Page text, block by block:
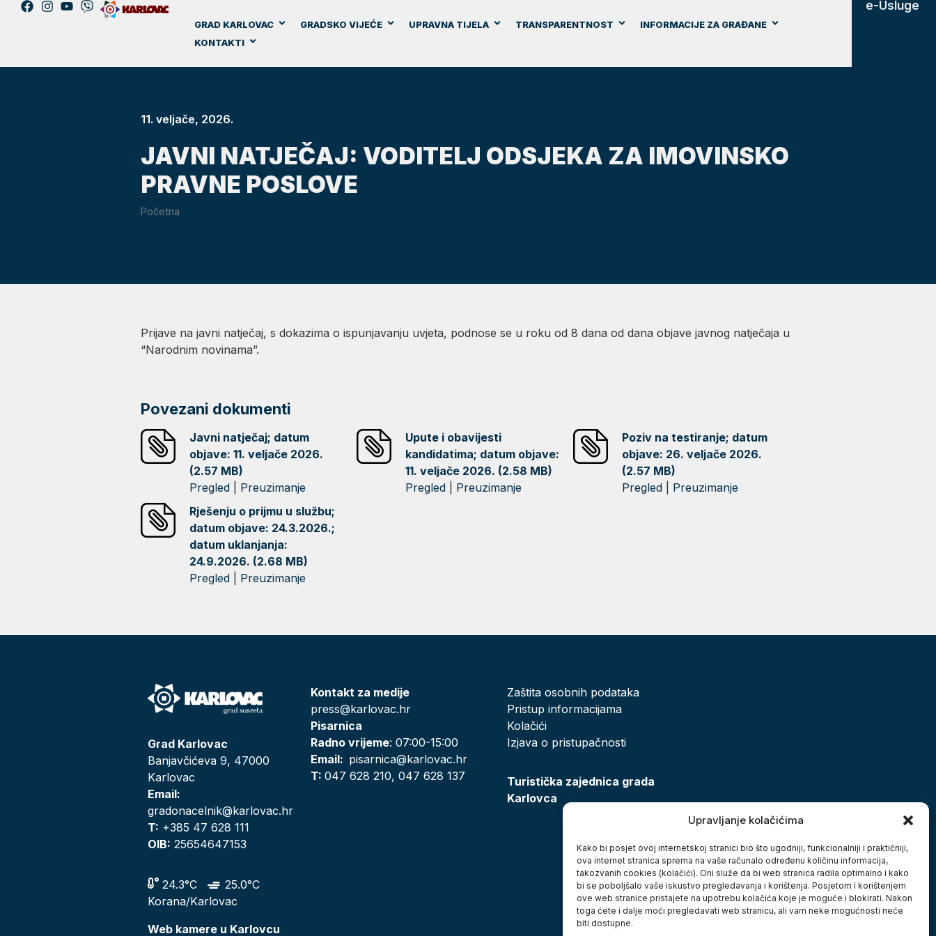
Upravljanje kolačićima
Kako bi posjet ovoj internetskoj stranici bio što ugodniji, funkcionalniji i praktičniji,
ova internet stranica sprema na vaše računalo određenu količinu informacija,
takozvanih cookies (kolačići). Oni služe da bi web stranica radila optimalno i kako
bi se poboljšalo vaše iskustvo pregledavanja i korištenja. Posjetom i korištenjem
ove web stranice pristajete na upotrebu kolačića koje je moguće i blokirati. Nakon
toga ćete i dalje moći pregledavati web stranicu, ali vam neke mogućnosti neće
biti dostupne.
GRAD KARLOVAC GRADSKO VIJEĆE UPRAVNA TIJELA TRANSPARENTNOST
INFORMACIJE ZA GRAĐANE
KONTAKTI
e-Usluge
11. veljače, 2026.
JAVNI NATJEČAJ: VODITELJ ODSJEKA ZA IMOVINSKO
PRAVNE POSLOVE
Početna
Prijave na javni natječaj, s dokazima o ispunjavanju uvjeta, podnose se u roku od 8 dana od dana objave javnog natječaja u
“Narodnim novinama”.
Povezani dokumenti
Javni natječaj; datum
objave: 11. veljače 2026.
(2.57 MB)
Pregled
Preuzimanje
Upute i obavijesti
kandidatima; datum objave:
11. veljače 2026. (2.58 MB)
Pregled
Preuzimanje
Poziv na testiranje; datum
objave: 26. veljače 2026.
(2.57 MB)
Pregled
Preuzimanje
Rješenju o prijmu u službu;
datum objave: 24.3.2026.;
datum uklanjanja:
24.9.2026. (2.68 MB)
Pregled
Preuzimanje
Grad Karlovac
Banjavčićeva 9, 47000
Karlovac
Email:
gradonacelnik@karlovac.hr
T: +385 47 628 111
OIB: 25654647153
24.3°C
25.0°C
Korana/Karlovac
Web kamere u Karlovcu
Kontakt za medije
press@karlovac.hr
Pisarnica
Radno vrijeme: 07:00-15:00
Email: pisarnica@karlovac.hr
T:047 628 210, 047 628 137
Zaštita osobnih podataka
Pristup informacijama
Kolačići
Izjava o pristupačnosti
Turistička zajednica grada
Karlovca